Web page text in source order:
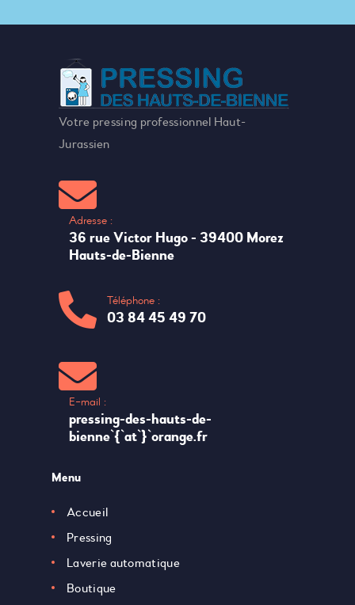
Votre pressing professionnel Haut-
Jurassien
Adresse :
36 rue Victor Hugo - 39400 Morez
Hauts-de-Bienne
Téléphone :
03 84 45 49 70
E-mail :
pressing-des-hauts-de-
bienne`{`at`}`orange.fr
Menu
Accueil
Pressing
Laverie automatique
Boutique